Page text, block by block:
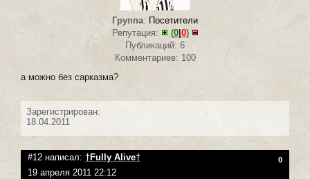
Группа: Посетители
Репутация:
(0| 0)
Публикаций: 6
Комментариев: 100
а можно без сарказма?
Зарегистрирован:
18.04.2011
#12 написал: †Fully Alive† 0
19 апреля 2011 22:12